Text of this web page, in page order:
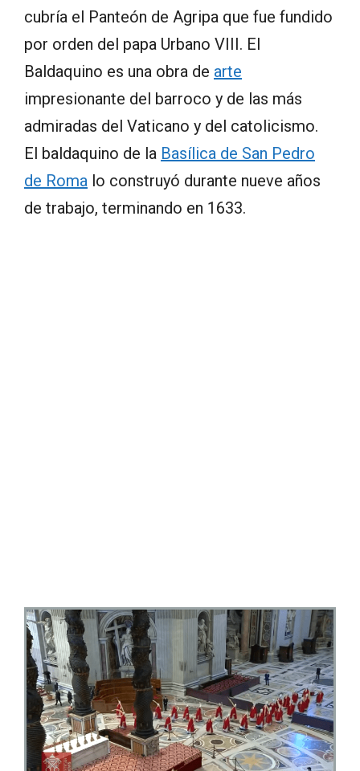
cubría el Panteón de Agripa que fue fundido
por orden del papa Urbano VIII. El
Baldaquino es una obra de arte
impresionante del barroco y de las más
admiradas del Vaticano y del catolicismo.
El baldaquino de la Basílica de San Pedro
de Roma lo construyó durante nueve años
de trabajo, terminando en 1633.